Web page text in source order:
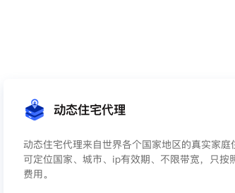
动态住宅代理
动态住宅代理来自世界各个国家地区的真实家庭
可定位国家、城市、ip有效期、不限带宽，只按
费用。